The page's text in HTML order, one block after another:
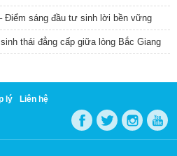
Điểm sáng đầu tư sinh lời bền vững
thái đẳng cấp giữa lòng Bắc Giang
lý Liên hệ